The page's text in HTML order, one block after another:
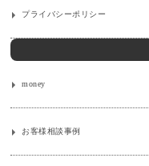
プライバシーポリシー
money
お客様相談事例